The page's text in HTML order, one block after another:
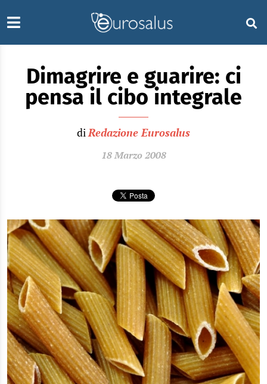
Dimagrire e guarire: ci
pensa il cibo integrale
diRedazione Eurosalus
18 Marzo 2008